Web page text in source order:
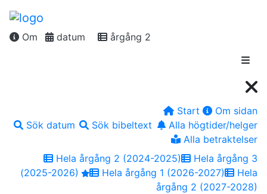
Om datum årgång 2
Start
Om sidan
Sök datum
Sök bibeltext
Alla högtider/helger
Alla betraktelser
Hela årgång 2 (2024-2025)
Hela årgång 3
(2025-2026)
Hela årgång 1 (2026-2027)
Hela
årgång 2 (2027-2028)